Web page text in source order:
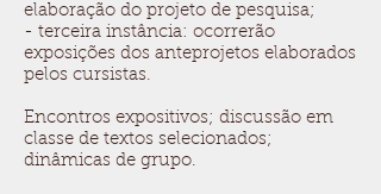
elaboração do projeto de pesquisa;
- terceira instância: ocorrerão
exposições dos anteprojetos elaborados
pelos cursistas.
Encontros expositivos; discussão em
classe de textos selecionados;
dinâmicas de grupo.